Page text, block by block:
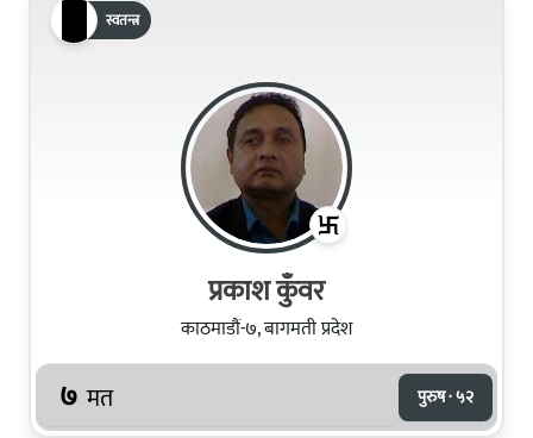
स्वतन्त्र
प्रकाश कुँवर
काठमाडौं-७, बागमती प्रदेश
७ मत पुरुष · ५२